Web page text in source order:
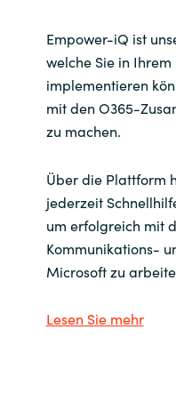
Empower-iQ ist
welche Sie in
implementieren
mit den O365-
zu machen.
Über die Plattform
jederzeit
um erfolgreich mit
Kommunikations-
Microsoft zu
Lesen Sie mehr